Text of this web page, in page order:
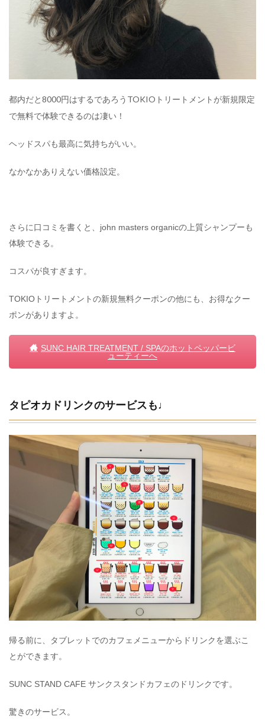
都内だと8000円はするであろうTOKIOトリートメントが新規限定
で無料で体験できるのは凄い！
ヘッドスパも最高に気持ちがいい。
なかなかありえない価格設定。
さらに口コミを書くと、john masters organicの上質シャンプーも
体験できる。
コスパが良すぎます。
TOKIOトリートメントの新規無料クーポンの他にも、お得なクー
ポンがありますよ。
SUNC HAIR TREATMENT / SPAのホットペッパービ
ューティーへ
タピオカドリンクのサービスも♩
帰る前に、タブレットでのカフェメニューからドリンクを選ぶこ
とができます。
SUNC STAND CAFE サンクスタンドカフェのドリンクです。
驚きのサービス。